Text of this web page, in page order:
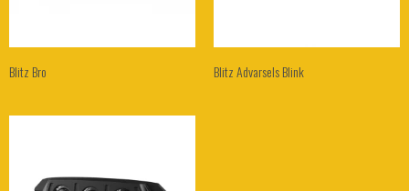
Blitz Bro Blitz Advarsels Blink